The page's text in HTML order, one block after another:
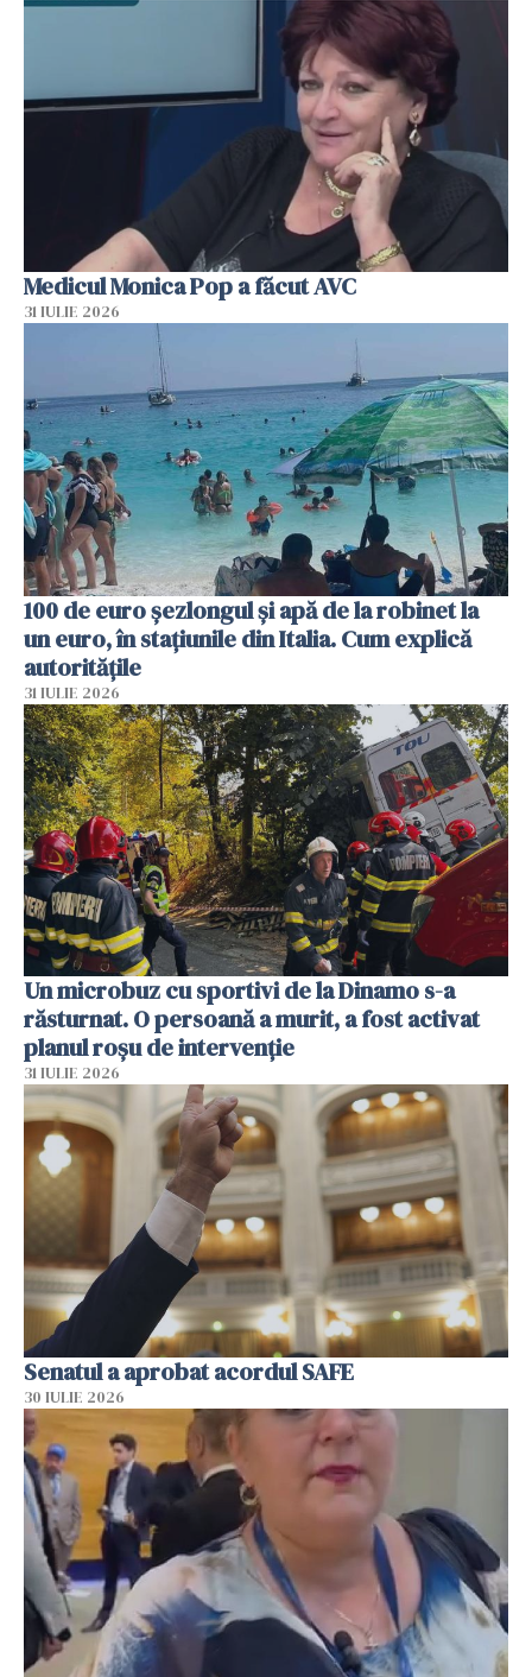
Medicul Monica Pop a făcut AVC
31 IULIE 2026
100 de euro șezlongul și apă de la robinet la
un euro, în stațiunile din Italia. Cum explică
autoritățile
31 IULIE 2026
Un microbuz cu sportivi de la Dinamo s-a
răsturnat. O persoană a murit, a fost activat
planul roșu de intervenție
31 IULIE 2026
Senatul a aprobat acordul SAFE
30 IULIE 2026